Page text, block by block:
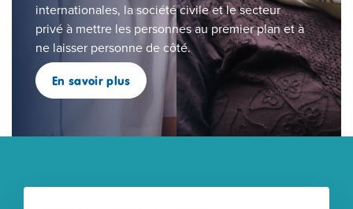
internationales, la société civile et le secteur
privé à mettre les personnes au premier plan et à
ne laisser personne de côté.
En savoir plus